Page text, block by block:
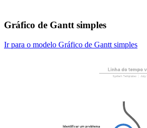
Gráfico de Gantt simples
Ir para o modelo Gráfico de Gantt simples